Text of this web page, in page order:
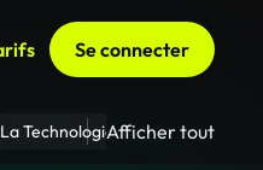
Se connecter
La Technologie Zoom En
Afficher tout